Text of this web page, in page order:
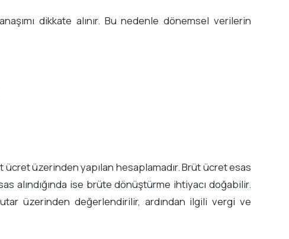
dikkate alınır. Bu nedenle dönemsel verilerin
üzerinden yapılan hesaplamadır. Brüt ücret esas
alındığında ise brüte dönüştürme ihtiyacı doğabilir.
üzerinden değerlendirilir, ardından ilgili vergi ve